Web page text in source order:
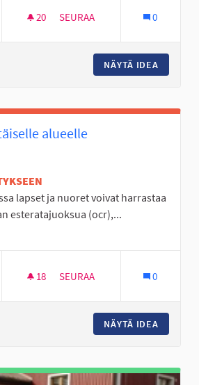
20 20 SEURAAJAA
SEURAA 0
NÄYTÄ IDEA
alueelle
lapset ja nuoret voivat harrastaa
esteratajuoksua (ocr),...
mukaan: Itäinen Seinäjoki
18 18 SEURAAJAA
SEURAA 0
NÄYTÄ IDEA